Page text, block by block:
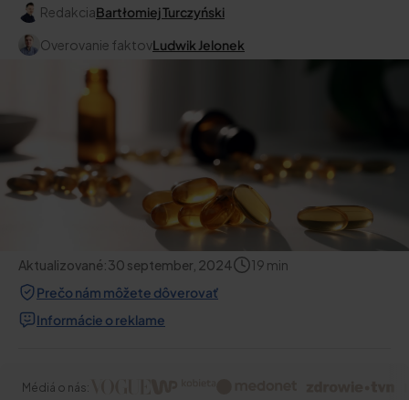
RedakciaBartłomiej Turczyński
Overovanie faktovLudwik Jelonek
Aktualizované:30 september, 2024 19 min
Prečo nám môžete dôverovať
Informácie o reklame
Médiá o nás: